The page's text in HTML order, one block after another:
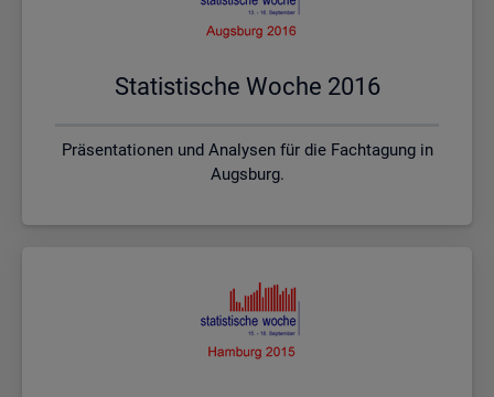
Sta­tis­ti­sche Woche 2016
Präsentationen und Analysen für die Fachtagung in
Augsburg.